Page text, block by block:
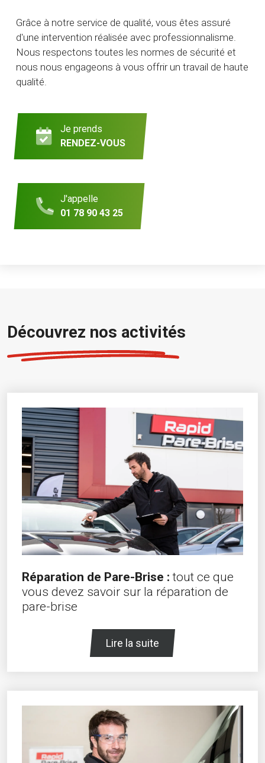
Grâce à notre service de qualité, vous êtes assuré
d'une intervention réalisée avec professionnalisme.
Nous respectons toutes les normes de sécurité et
nous nous engageons à vous offrir un travail de haute
qualité.
Je prends
RENDEZ-VOUS
J'appelle
01 78 90 43 25
Découvrez nos activités
Réparation de Pare-Brise : tout ce que
vous devez savoir sur la réparation de
pare-brise
Lire la suite